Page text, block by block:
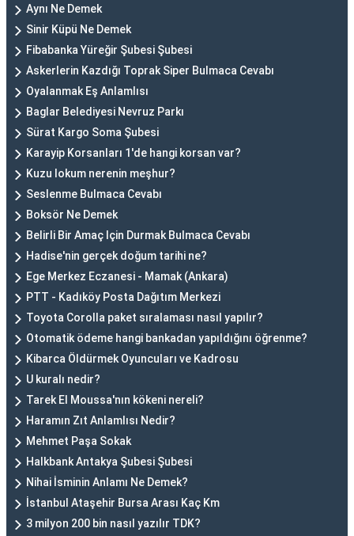
Aynı Ne Demek
Sinir Küpü Ne Demek
Fibabanka Yüreğir Şubesi Şubesi
Askerlerin Kazdığı Toprak Siper Bulmaca Cevabı
Oyalanmak Eş Anlamlısı
Baglar Belediyesi Nevruz Parkı
Sürat Kargo Soma Şubesi
Karayip Korsanları 1'de hangi korsan var?
Kuzu lokum nerenin meşhur?
Seslenme Bulmaca Cevabı
Boksör Ne Demek
Belirli Bir Amaç Için Durmak Bulmaca Cevabı
Hadise'nin gerçek doğum tarihi ne?
Ege Merkez Eczanesi - Mamak (Ankara)
PTT - Kadıköy Posta Dağıtım Merkezi
Toyota Corolla paket sıralaması nasıl yapılır?
Otomatik ödeme hangi bankadan yapıldığını öğrenme?
Kibarca Öldürmek Oyuncuları ve Kadrosu
U kuralı nedir?
Tarek El Moussa'nın kökeni nereli?
Haramın Zıt Anlamlısı Nedir?
Mehmet Paşa Sokak
Halkbank Antakya Şubesi Şubesi
Nihai İsminin Anlamı Ne Demek?
İstanbul Ataşehir Bursa Arası Kaç Km
3 milyon 200 bin nasıl yazılır TDK?